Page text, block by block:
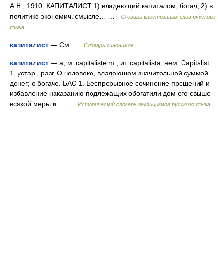
А.Н., 1910. КАПИТАЛИСТ 1) владеющий капиталом, богач; 2) в
политико экономич. смысле… …
Словарь иностранных слов русского
языка
капиталист — См … Словарь синонимов
капиталист — а, м. capitaliste m., ит. capitalista, нем. Capitalist.
1. устар., разг. О человеке, владеющем значительной суммой
денег; о богаче. БАС 1. Беспрерывное сочинение прошений и
избавление наказанию подлежащих обогатили дом его свыше
всякой меры и… …
Исторический словарь галлицизмов русского языка